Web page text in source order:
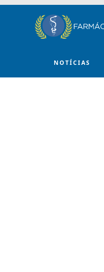
Skip to main content
NOTÍCIAS